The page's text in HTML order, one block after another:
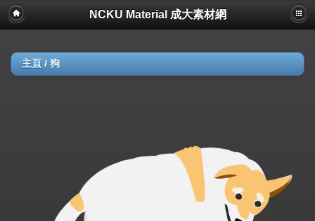
NCKU Material 成大素材網
主頁 / 狗